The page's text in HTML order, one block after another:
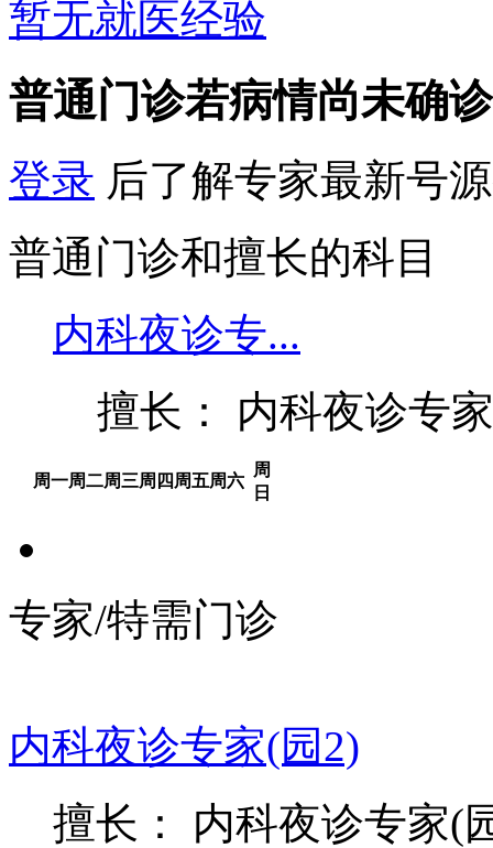
暂无就医经验
普通门诊若病情尚未确
登录 后了解专家最新号
普通门诊和擅长的科目
内科夜诊专...
擅长： 内科夜诊专
周一周二周三周四 周五周六
周
日
专家/特需门诊
内科夜诊专家(园2)
擅长： 内科夜诊专家(